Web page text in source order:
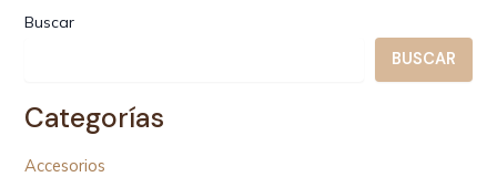
Buscar
BUSCAR
Categorías
Accesorios